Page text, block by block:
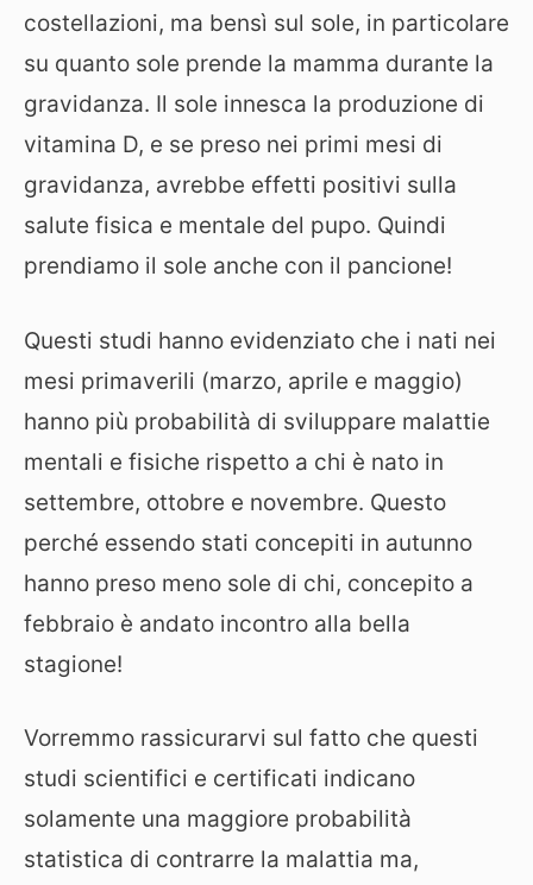
costellazioni, ma bensì sul sole, in particolare
su quanto sole prende la mamma durante la
gravidanza. Il sole innesca la produzione di
vitamina D, e se preso nei primi mesi di
gravidanza, avrebbe effetti positivi sulla
salute fisica e mentale del pupo. Quindi
prendiamo il sole anche con il pancione!
Questi studi hanno evidenziato che i nati nei
mesi primaverili (marzo, aprile e maggio)
hanno più probabilità di sviluppare malattie
mentali e fisiche rispetto a chi è nato in
settembre, ottobre e novembre. Questo
perché essendo stati concepiti in autunno
hanno preso meno sole di chi, concepito a
febbraio è andato incontro alla bella
stagione!
Vorremmo rassicurarvi sul fatto che questi
studi scientifici e certificati indicano
solamente una maggiore probabilità
statistica di contrarre la malattia ma,